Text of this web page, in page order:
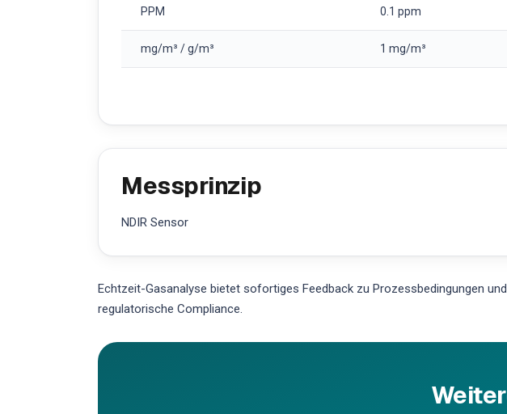
PPM 0.1 ppm
mg/m³ / g/m³ 1 mg/m³
Messprinzip
NDIR Sensor
Echtzeit-Gasanalyse bietet sofortiges Feedback zu Prozessbedingungen
regulatorische Compliance.